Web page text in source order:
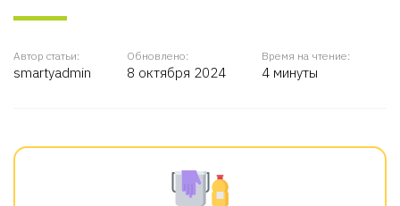
Автор статьи:
smartyadmin
Обновлено:
8 октября 2024
Время на чтение:
4 минуты